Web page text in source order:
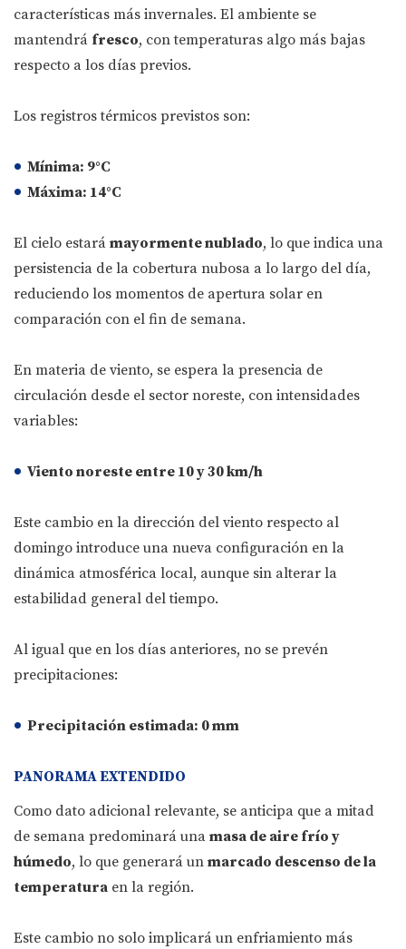
características más invernales. El ambiente se
mantendrá fresco, con temperaturas algo más bajas
respecto a los días previos.
Los registros térmicos previstos son:
Mínima: 9°C
Máxima: 14°C
El cielo estará mayormente nublado, lo que indica una
persistencia de la cobertura nubosa a lo largo del día,
reduciendo los momentos de apertura solar en
comparación con el fin de semana.
En materia de viento, se espera la presencia de
circulación desde el sector noreste, con intensidades
variables:
Viento noreste entre 10 y 30 km/h
Este cambio en la dirección del viento respecto al
domingo introduce una nueva configuración en la
dinámica atmosférica local, aunque sin alterar la
estabilidad general del tiempo.
Al igual que en los días anteriores, no se prevén
precipitaciones:
Precipitación estimada: 0 mm
PANORAMA EXTENDIDO
Como dato adicional relevante, se anticipa que a mitad
de semana predominará una masa de aire frío y
húmedo, lo que generará un marcado descenso de la
temperatura en la región.
Este cambio no solo implicará un enfriamiento más